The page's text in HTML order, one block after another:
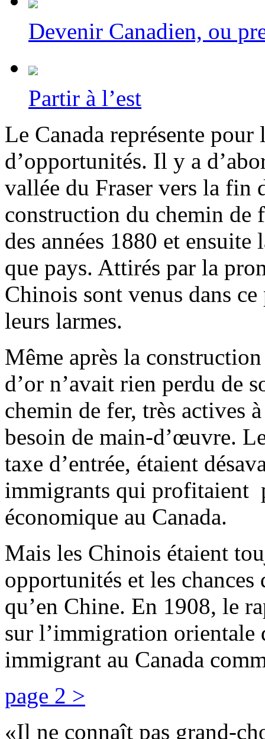
Devenir Canadien, ou
Partir à l’est
Le Canada représente
d’opportunités. Il y a
vallée du Fraser vers la fin
construction du chemin de
des années 1880 et
que pays. Attirés par la
Chinois sont venus dans
leurs larmes.
Même après la
d’or n’avait rien perdu de
chemin de fer, très actives
besoin de main-d’œuvre.
taxe d’entrée, étaient
immigrants qui profitaient
économique au Canada.
Mais les Chinois étaient
opportunités et les
qu’en Chine. En 1908, le
sur l’immigration
immigrant au Canada
page 2 >
«Il ne connaît pas grand-